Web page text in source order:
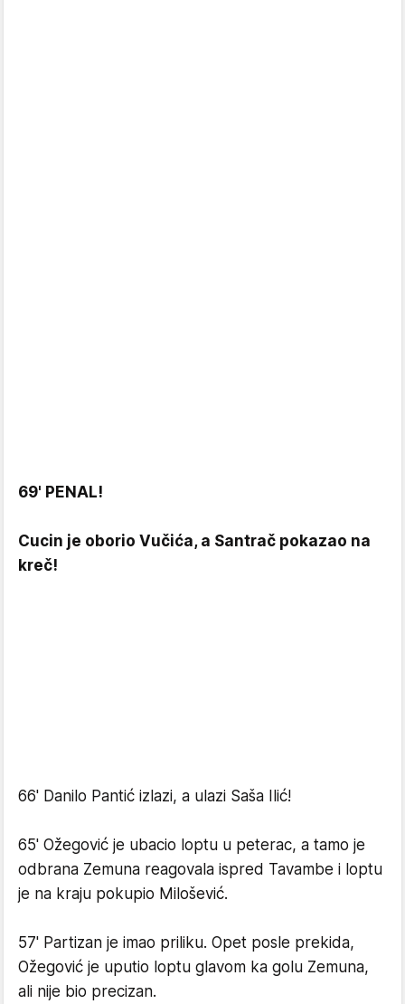
69' PENAL!
Cucin je oborio Vučića, a Santrač pokazao na
kreč!
66' Danilo Pantić izlazi, a ulazi Saša Ilić!
65' Ožegović je ubacio loptu u peterac, a tamo je
odbrana Zemuna reagovala ispred Tavambe i loptu
je na kraju pokupio Milošević.
57' Partizan je imao priliku. Opet posle prekida,
Ožegović je uputio loptu glavom ka golu Zemuna,
ali nije bio precizan.